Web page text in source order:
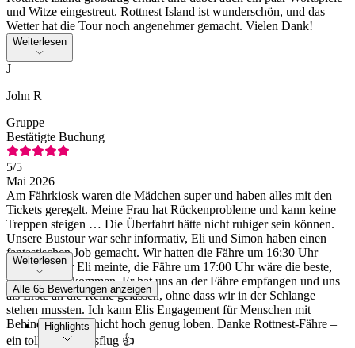
und Witze eingestreut. Rottnest Island ist wunderschön, und das
Wetter hat die Tour noch angenehmer gemacht. Vielen Dank!
Weiterlesen
J
John R
Gruppe
Bestätigte Buchung
5/5
Mai 2026
Am Fährkiosk waren die Mädchen super und haben alles mit den
Tickets geregelt. Meine Frau hat Rückenprobleme und kann keine
Treppen steigen … Die Überfahrt hätte nicht ruhiger sein können.
Unsere Bustour war sehr informativ, Eli und Simon haben einen
fantastischen Job gemacht. Wir hatten die Fähre um 16:30 Uhr
gebucht, aber Eli meinte, die Fähre um 17:00 Uhr wäre die beste,
um dort anzukommen. Er hat uns an der Fähre empfangen und uns
als Erste an die Reihe gelassen, ohne dass wir in der Schlange
stehen mussten. Ich kann Elis Engagement für Menschen mit
Behinderung gar nicht hoch genug loben. Danke Rottnest-Fähre –
ein toller Tagesausflug 👍
Weiterlesen
Alle 65 Bewertungen anzeigen
Highlights